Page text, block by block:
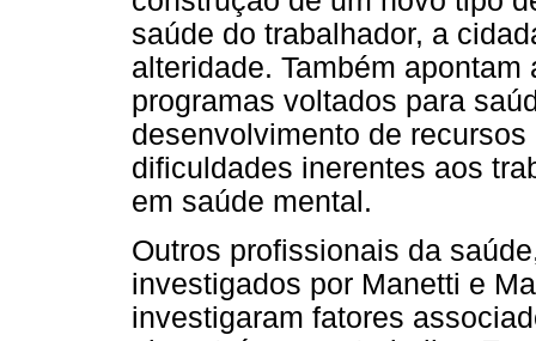
saúde do trabalhador, a
alteridade. Também
programas voltados para
desenvolvimento de
dificuldades inerentes aos
em saúde mental.
Outros profissionais da
investigados por Manetti e
investigaram fatores